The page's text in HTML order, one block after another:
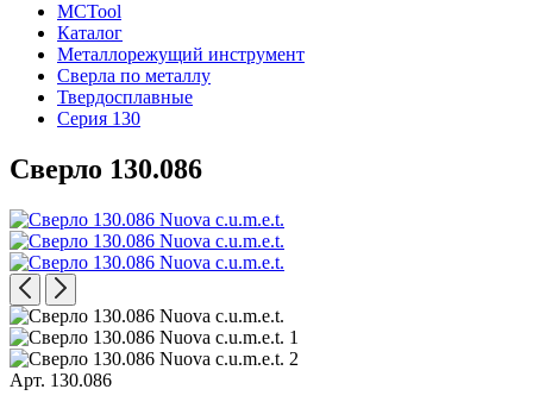
MCTool
Каталог
Металлорежущий инструмент
Сверла по металлу
Твердосплавные
Серия 130
Сверло 130.086
Арт. 130.086